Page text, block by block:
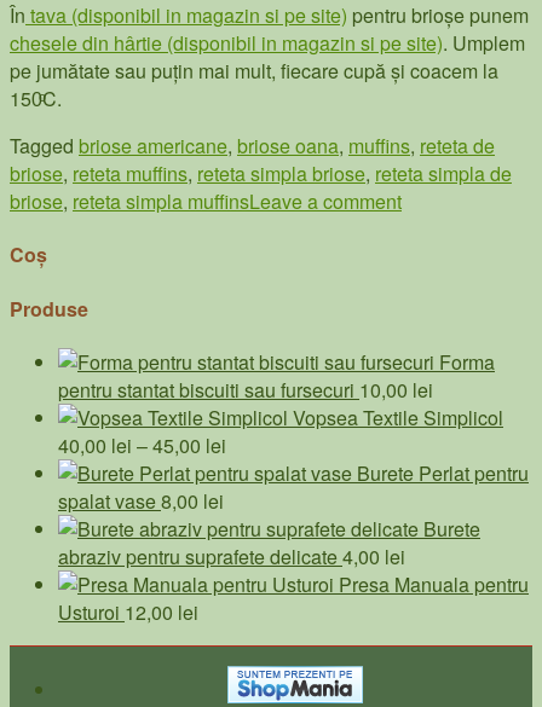
În tava (disponibil in magazin si pe site) pentru brioșe punem
chesele din hârtie (disponibil in magazin si pe site). Umplem
pe jumătate sau puțin mai mult, fiecare cupă și coacem la
150ͦC.
Tagged briose americane, briose oana, muffins, reteta de
briose, reteta muffins, reteta simpla briose, reteta simpla de
briose, reteta simpla muffinsLeave a comment
Coș
Produse
Forma
pentru stantat biscuiti sau fursecuri 10,00 lei
Vopsea Textile Simplicol
40,00 lei –45,00 lei
de
40,00 lei
până
la
Burete Perlat pentru
spalat vase8,00 lei
Burete
abraziv pentru suprafete delicate4,00 lei
Presa Manuala pentru
Usturoi 12,00 lei